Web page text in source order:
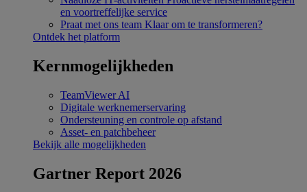
en voortreffelijke service
Praat met ons team Klaar om te transformeren?
Ontdek het platform
Kernmogelijkheden
TeamViewer AI
Digitale werknemerservaring
Ondersteuning en controle op afstand
Asset- en patchbeheer
Bekijk alle mogelijkheden
Gartner Report 2026